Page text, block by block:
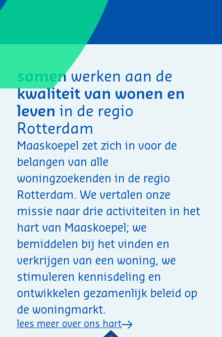
samen werken aan de
kwaliteit van wonen en
leven in de regio
Rotterdam
Maaskoepel zet zich in voor de
belangen van alle
woningzoekenden in de regio
Rotterdam. We vertalen onze
missie naar drie activiteiten in het
hart van Maaskoepel; we
bemiddelen bij het vinden en
verkrijgen van een woning, we
stimuleren kennisdeling en
ontwikkelen gezamenlijk beleid op
de woningmarkt.
lees meer over ons hart